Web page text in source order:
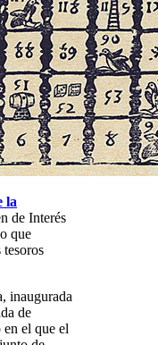
la
de Interés
que
inaugurada
de
en el que el